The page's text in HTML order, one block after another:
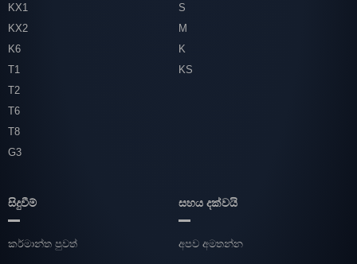
KX1
KX2
K6
T1
T2
T6
T8
G3
S
M
K
KS
සිදුවීම්
කර්මාන්ත පුවත්
සහය දක්වයි
අපව අමතන්න